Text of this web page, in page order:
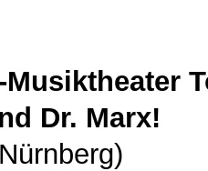
Musiktheater
Dr. Marx!